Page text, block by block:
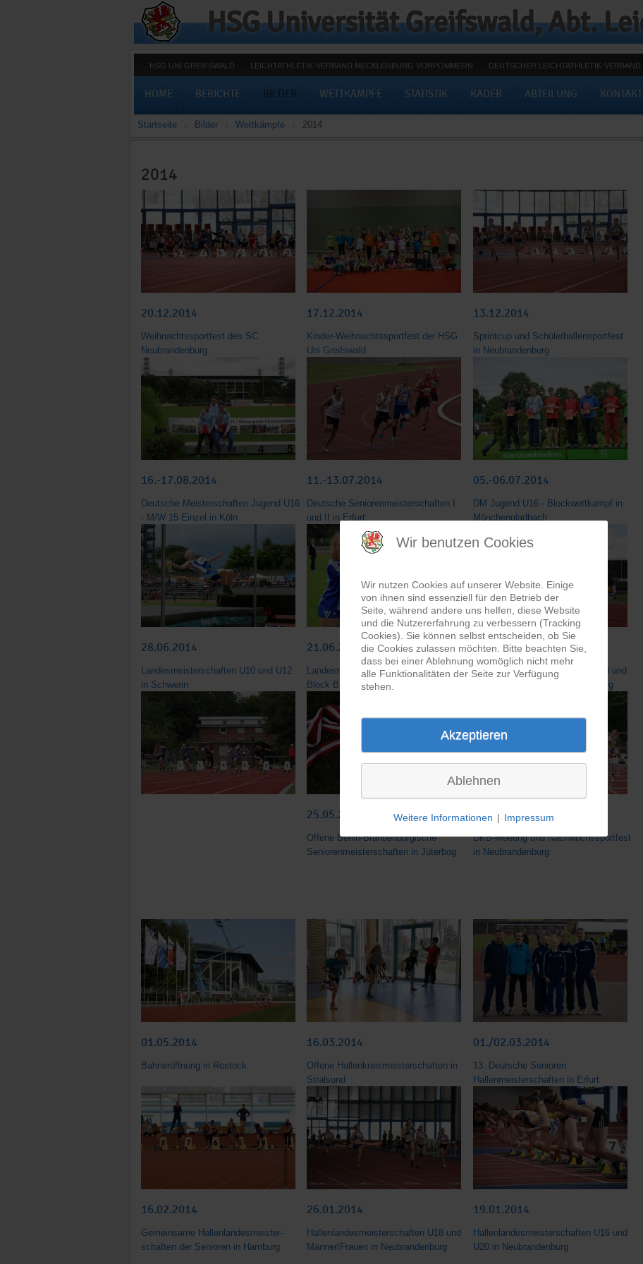
HSG UNI GREIFSWALD LEICHTATHLETIK-VERBAND MECKLENBURG VORPOMMERN DEUTSCHER LEICHTATHLETIK-VERBAND
HOME BERICHTE BILDER WETTKÄMPFE STATISTIK KADER ABTEILUNG KONTAKT
Startseite Bilder Wettkämpfe 2014
2014
20.12.2014
Weihnachtssportfest des SC
Neubrandenburg
17.12.2014
Kinder-Weihnachtssportfest der HSG
Uni Greifswald
13.12.2014
Sprintcup und Schülerhallensportfest
in Neubrandenburg
16.-17.08.2014
Deutsche Meisterschaften Jugend U16
- M/W 15 Einzel in Köln
11.-13.07.2014
Deutsche Seniorenmeisterschaften I
und II in Erfurt
05.-06.07.2014
DM Jugend U16 - Blockwettkampf in
Mönchengladbach
28.06.2014
Landesmeisterschaften U10 und U12
in Schwerin
21.06.2014
Landesmeisterschaften U16, U20 und
Block Basis U14 in Rostock
14./15.06.2014
Landesmeisterschaften U14, U18 und
Männer/Frauen in Neubrandenburg
25.05.2014
Offene Berlin-Brandenburgische
Seniorenmeisterschaften in Jüterbog
24.05.2014
DKB-Meeting und Nachwuchssportfest
in Neubrandenburg
01.05.2014
Bahneröffnung in Rostock
16.03.2014
Offene Hallenkreismeisterschaften in
Stralsund
01./02.03.2014
13. Deutsche Senioren
Hallenmeisterschaften in Erfurt
16.02.2014
Gemeinsame Hallen­landes­meister­
schaften der Senioren in Hamburg
26.01.2014
Hallenlandesmeisterschaften U18 und
Männer/Frauen in Neubrandenburg
19.01.2014
Hallenlandesmeisterschaften U16 und
U20 in Neubrandenburg
Wir benutzen Cookies
Wir nutzen Cookies auf unserer Website. Einige
von ihnen sind essenziell für den Betrieb der
Seite, während andere uns helfen, diese Website
und die Nutzererfahrung zu verbessern (Tracking
Cookies). Sie können selbst entscheiden, ob Sie
die Cookies zulassen möchten. Bitte beachten Sie,
dass bei einer Ablehnung womöglich nicht mehr
alle Funktionalitäten der Seite zur Verfügung
stehen.
Akzeptieren
Ablehnen
Weitere Informationen | Impressum